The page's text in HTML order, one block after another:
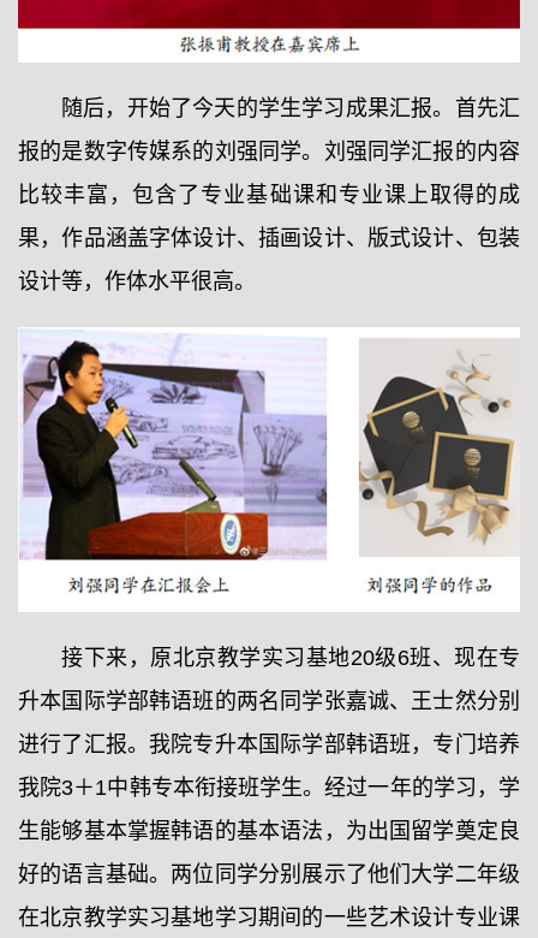
随后，开始了今天的学生学习成果汇报。首先汇
报的是数字传媒系的刘强同学。刘强同学汇报的内容
比较丰富，包含了专业基础课和专业课上取得的成
果，作品涵盖字体设计、插画设计、版式设计、包装
设计等，作体水平很高。
接下来，原北京教学实习基地20级6班、现在专
升本国际学部韩语班的两名同学张嘉诚、王士然分别
进行了汇报。我院专升本国际学部韩语班，专门培养
我院3＋1中韩专本衔接班学生。经过一年的学习，学
生能够基本掌握韩语的基本语法，为出国留学奠定良
好的语言基础。两位同学分别展示了他们大学二年级
在北京教学实习基地学习期间的一些艺术设计专业课